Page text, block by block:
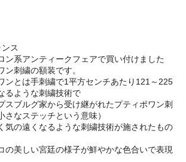
ス
ン系アンティークフェアで買い付けました
ン刺繍の額装です。
ンとは手刺繍で1平方センチあたり121～225
るような刺繍技術で
スブルグ家から受け継がれたプティポワン刺
さなステッチという意味）
気の遠くなるような刺繍技術が施されたもの
の美しい宮廷の様子が鮮やかな色合いで表現